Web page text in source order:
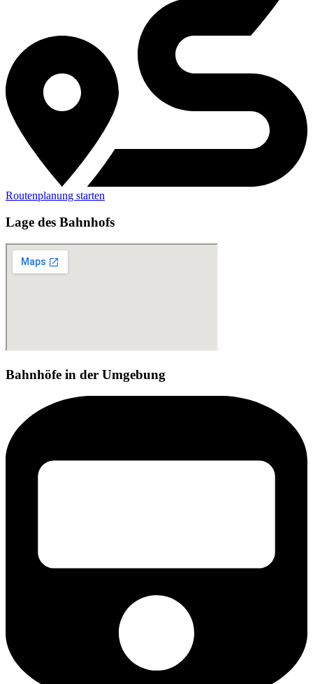
Routenplanung starten
Lage des Bahnhofs
Bahnhöfe in der Umgebung